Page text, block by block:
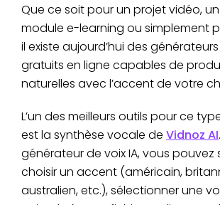
Que ce soit pour un projet vidéo,
module e-learning ou simplement
il existe aujourd’hui des
gratuits en ligne capables de
naturelles avec l’accent de votre
L’un des meilleurs outils pour ce
est la synthèse vocale de Vidnoz AI
générateur de voix IA, vous pouvez
choisir un accent (américain,
australien, etc.), sélectionner une